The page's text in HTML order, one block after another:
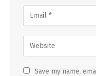
Save my name,